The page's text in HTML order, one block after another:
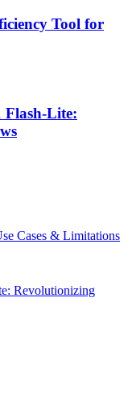
Tool for
Flash-Lite:
Cases & Limitations
Revolutionizing